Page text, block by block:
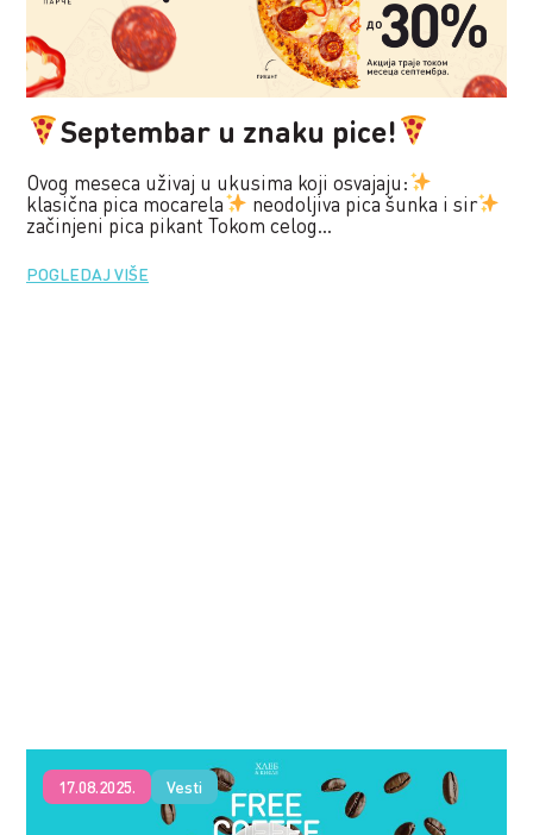
Septembar u znaku pice!
Ovog meseca uživaj u ukusima koji osvajaju:
klasična pica mocarela
neodoljiva pica šunka i sir
začinjeni pica pikant Tokom celog...
POGLEDAJ VIŠE
17.08.2025. Vesti